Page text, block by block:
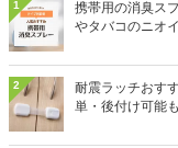
1
携帯用の消臭ス
やタバコのニオ
2
耐震ラッチおす
単・後付け可能も